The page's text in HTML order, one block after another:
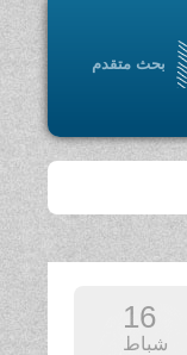
بحث متقدم
16
شباط